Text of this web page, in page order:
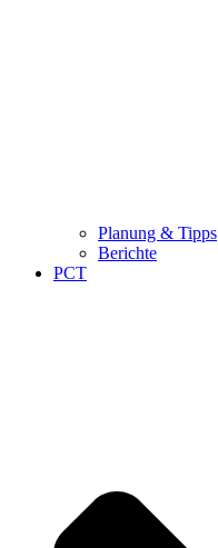
Planung & Tipps
Berichte
PCT